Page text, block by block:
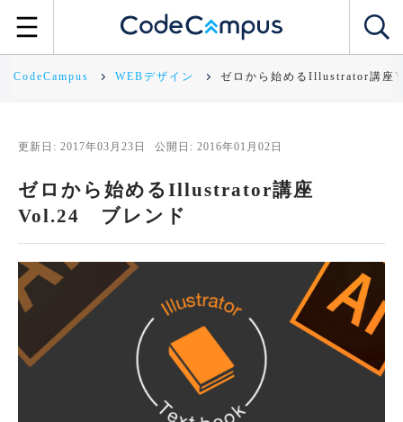
CodeCampus WEBデザイン ゼロから始めるIllustrator講
更新日: 2017年03月23日 公開日: 2016年01月02日
ゼロから始めるIllustrator講座
Vol.24 ブレンド